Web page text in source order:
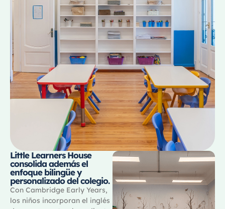
Little Learners House
consolida además el
enfoque bilingüe y
personalizado del colegio.
Con Cambridge Early Years,
los niños incorporan el inglés